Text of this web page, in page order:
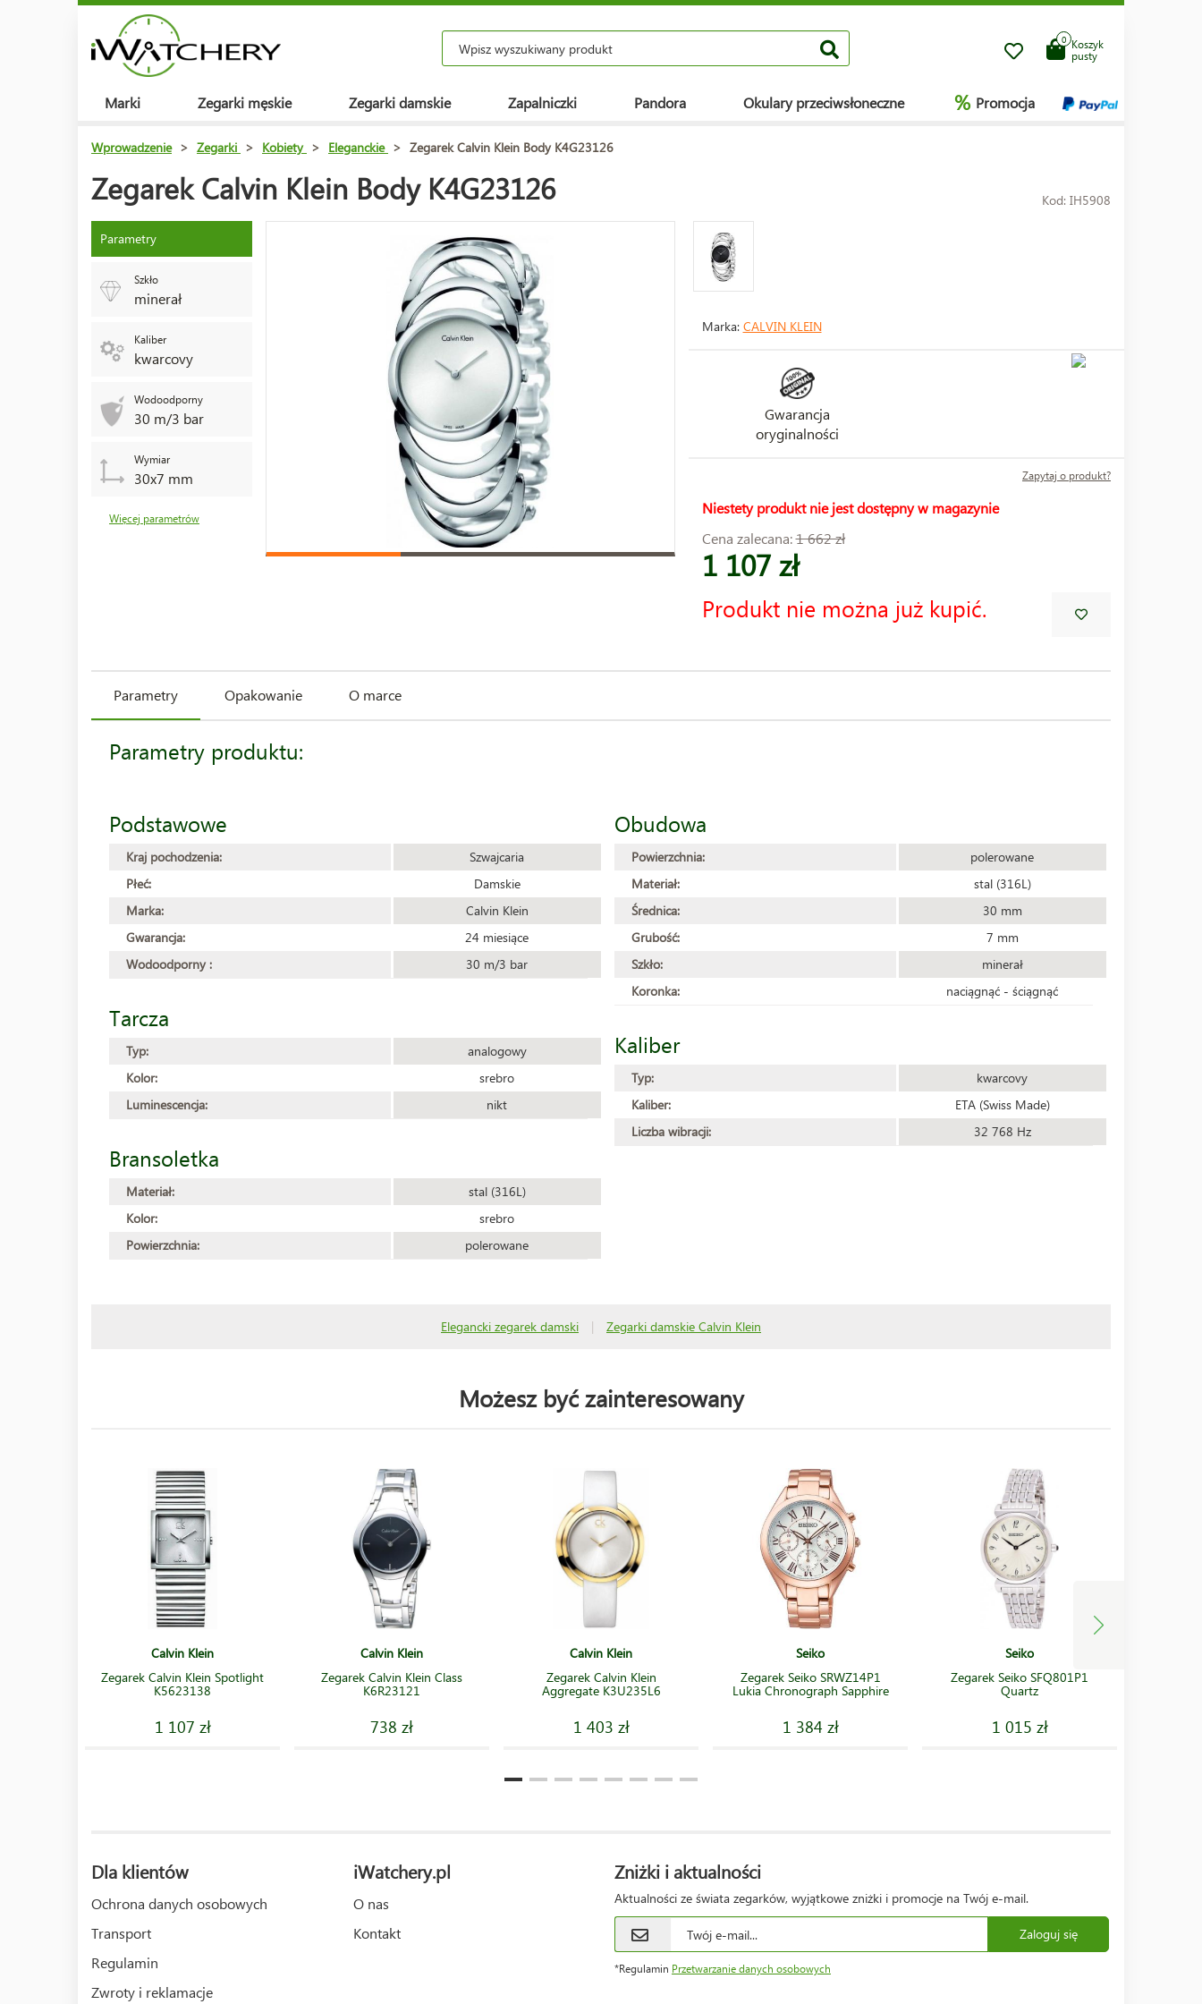
Koszyk
pusty
0
Marki Zegarki męskie Zegarki damskie Zapalniczki Pandora Okulary przeciwsłoneczne % Promocja
Wprowadzenie > Zegarki > Kobiety > Eleganckie > Zegarek Calvin Klein Body K4G23126
Zegarek Calvin Klein Body K4G23126 Kod: IH5908
Parametry
Szkło
minerał
Kaliber
kwarcovy
Wodoodporny
30 m/3 bar
Wymiar
30x7 mm
Więcej parametrów
Marka: CALVIN KLEIN
Gwarancja
oryginalności
Zapytaj o produkt?
Niestety produkt nie jest dostępny w magazynie
Cena zalecana:1 662 zł
1 107 zł
Produkt nie można już kupić.
Parametry Opakowanie O marce
Parametry produktu:
Podstawowe
Kraj pochodzenia:
Szwajcaria
Płeć:
Damskie
Marka:
Calvin Klein
Gwarancja:
24 miesiące
Wodoodporny :
30 m/3 bar
Tarcza
Typ:
analogowy
Kolor:
srebro
Luminescencja:
nikt
Bransoletka
Materiał:
stal (316L)
Kolor:
srebro
Powierzchnia:
polerowane
Obudowa
Powierzchnia:
polerowane
Materiał:
stal (316L)
Średnica:
30 mm
Grubość:
7 mm
Szkło:
minerał
Koronka:
naciągnąć - ściągnąć
Kaliber
Typ:
kwarcovy
Kaliber:
ETA (Swiss Made)
Liczba wibracji:
32 768 Hz
Elegancki zegarek damski | Zegarki damskie Calvin Klein
Możesz być zainteresowany
Calvin Klein
Zegarek Calvin Klein Spotlight
K5623138
1 107 zł
Calvin Klein
Zegarek Calvin Klein Class
K6R23121
738 zł
Calvin Klein
Zegarek Calvin Klein
Aggregate K3U235L6
1 403 zł
Seiko
Zegarek Seiko SRWZ14P1
Lukia Chronograph Sapphire
1 384 zł
Seiko
Zegarek Seiko SFQ801P1
Quartz
1 015 zł
Dla klientów
Ochrona danych osobowych
Transport
Regulamin
Zwroty i reklamacje
iWatchery.pl
O nas
Kontakt
Zniżki i aktualności
Aktualności ze świata zegarków, wyjątkowe zniżki i promocje na Twój e-mail.
Zaloguj się
*Regulamin Przetwarzanie danych osobowych